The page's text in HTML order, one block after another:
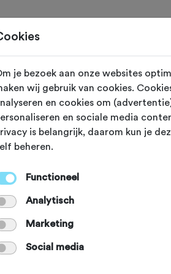
Berg 'torent' 43
om deze
Via de
rustig tussen
je bezoek aan onze websites
wij gebruik van cookies.
en cookies om
en sociale media
is belangrijk, daarom kun je
beheren.
Functioneel
Analytisch
Marketing
Social media